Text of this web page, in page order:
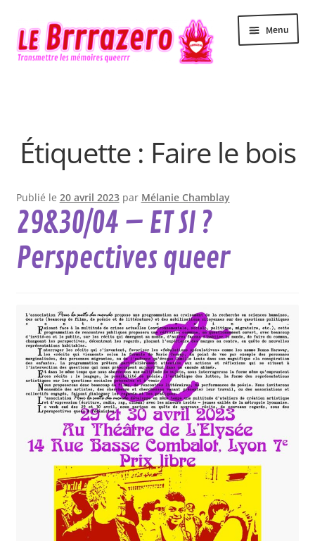
Aller
à
Aller
au
contenu
Menu
Actualité
Agenda
Contact
Le Brrrazero
Nos collections
Étiquette : Faire le bois
Publié le 20 avril 2023 par Mélanie Chamblay
29&30/04 – ET SI ?
Perspectives queer